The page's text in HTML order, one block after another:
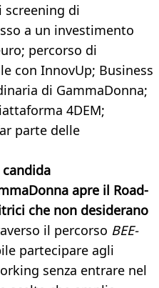
screening di
a un investimento
percorso di
con InnovUp; Business
di GammaDonna;
4DEM;
parte delle
apre il Road-
che non desiderano
il percorso BEE-
partecipare agli
senza entrare nel